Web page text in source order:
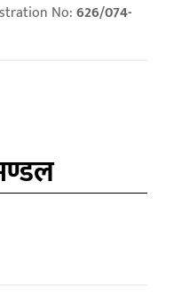
No:626/074-